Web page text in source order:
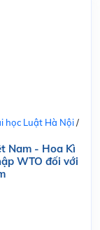
học Luật Hà Nội/
Nam - Hoa Kì
WTO đối với